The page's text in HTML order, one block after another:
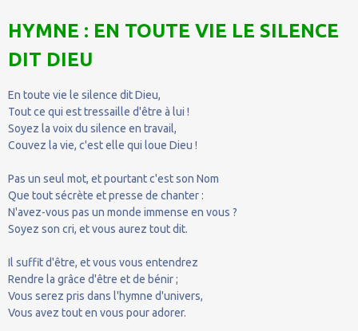
HYMNE : EN TOUTE VIE LE SILENCE
DIT DIEU
En toute vie le silence dit Dieu,
Tout ce qui est tressaille d'être à lui !
Soyez la voix du silence en travail,
Couvez la vie, c'est elle qui loue Dieu !
Pas un seul mot, et pourtant c'est son Nom
Que tout sécrète et presse de chanter :
N'avez-vous pas un monde immense en vous ?
Soyez son cri, et vous aurez tout dit.
Il suffit d'être, et vous vous entendrez
Rendre la grâce d'être et de bénir ;
Vous serez pris dans l'hymne d'univers,
Vous avez tout en vous pour adorer.